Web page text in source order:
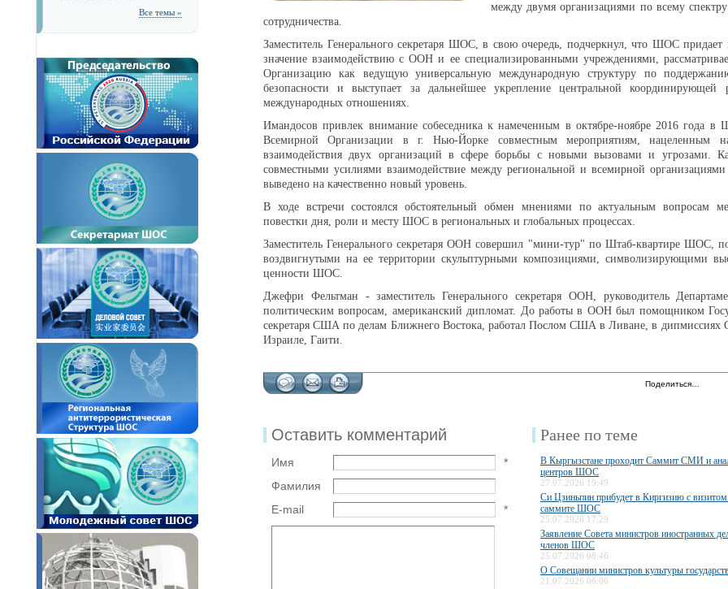
Все темы »
между двумя организациями по всему
сотрудничества.
Заместитель Генерального секретаря ШОС, в свою очередь, подчеркнул, что ШОС придает
значение взаимодействию с ООН и ее специализированными учреждениями,
Организацию как ведущую универсальную международную структуру по
безопасности и выступает за дальнейшее укрепление центральной
международных отношениях.
Имандосов привлек внимание собеседника к намеченным в октябре-ноябре 2016 года в
Всемирной Организации в г. Нью-Йорке совместным мероприятиям, нацеленным
взаимодействия двух организаций в сфере борьбы с новыми вызовами и угрозами.
совместными усилиями взаимодействие между региональной и всемирной
выведено на качественно новый уровень.
В ходе встречи состоялся обстоятельный обмен мнениями по актуальным вопросам
повестки дня, роли и месту ШОС в региональных и глобальных процессах.
Заместитель Генерального секретаря ООН совершил "мини-тур" по Штаб-квартире ШОС,
воздвигнутыми на ее территории скульптурными композициями, символизирующими
ценности ШОС.
Джефри Фельтман - заместитель Генерального секретаря ООН, руководитель
политическим вопросам, американский дипломат. До работы в ООН был помощником
секретаря США по делам Ближнего Востока, работал Послом США в Ливане, в
Израиле, Гаити.
Поделиться…
Оставить комментарий
Имя
*
Фамилия
E-mail
*
Ранее по теме
В Кыргызстане проходит Саммит СМИ и
центров ШОС
27.07.2026 19:49
Си Цзиньпин прибудет в Киргизию с
саммите ШОС
25.07.2026 17:29
Заявление Совета министров иностранных
членов ШОС
25.07.2026 08:46
О Совещании министров культуры
21.07.2026 06:06